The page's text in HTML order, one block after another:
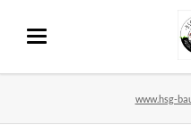
www.hsg-